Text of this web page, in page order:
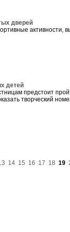
дверей
активности,
детей
предстоит
творческий
14 15 16 17 18 19